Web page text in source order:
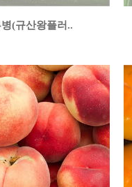
(규산왕플러..